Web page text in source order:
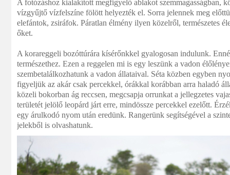
A fotózáshoz kialakított megfigyelő ablakot szemmagasságban,
vízgyűjtő vízfelszíne fölött helyezték el. Sorra jelennek meg
elefántok, zsiráfok. Páratlan élmény ilyen közelről, természetes
őket.
A korareggeli bozóttúrára kísérőnkkel gyalogosan indulunk.
természethez. Ezen a reggelen mi is egy leszünk a vadon
szembetalálkozhatunk a vadon állataival. Séta közben egyben
figyeljük az akár csak percekkel, órákkal korábban arra haladó
közeli bokorban ág reccsen, megcsapja orrunkat a jellegzetes
területét jelölő leopárd járt erre, mindössze percekkel ezelőtt.
egy árulkodó nyom után eredünk. Rangerünk segítségével a
jelekből is olvashatunk.